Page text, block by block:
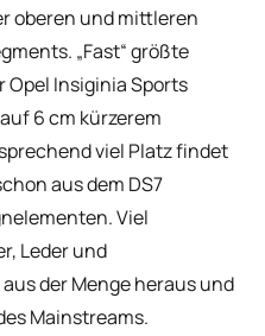
oberen und mittleren
„Fast“ größte
Insiginia Sports
6 cm kürzerem
viel Platz findet
aus dem DS7
Viel
Leder und
der Menge heraus und
Mainstreams.